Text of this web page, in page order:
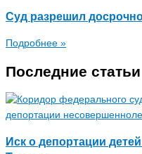
Суд разрешил
Подробнее »
Последние статьи
Иск о депортации